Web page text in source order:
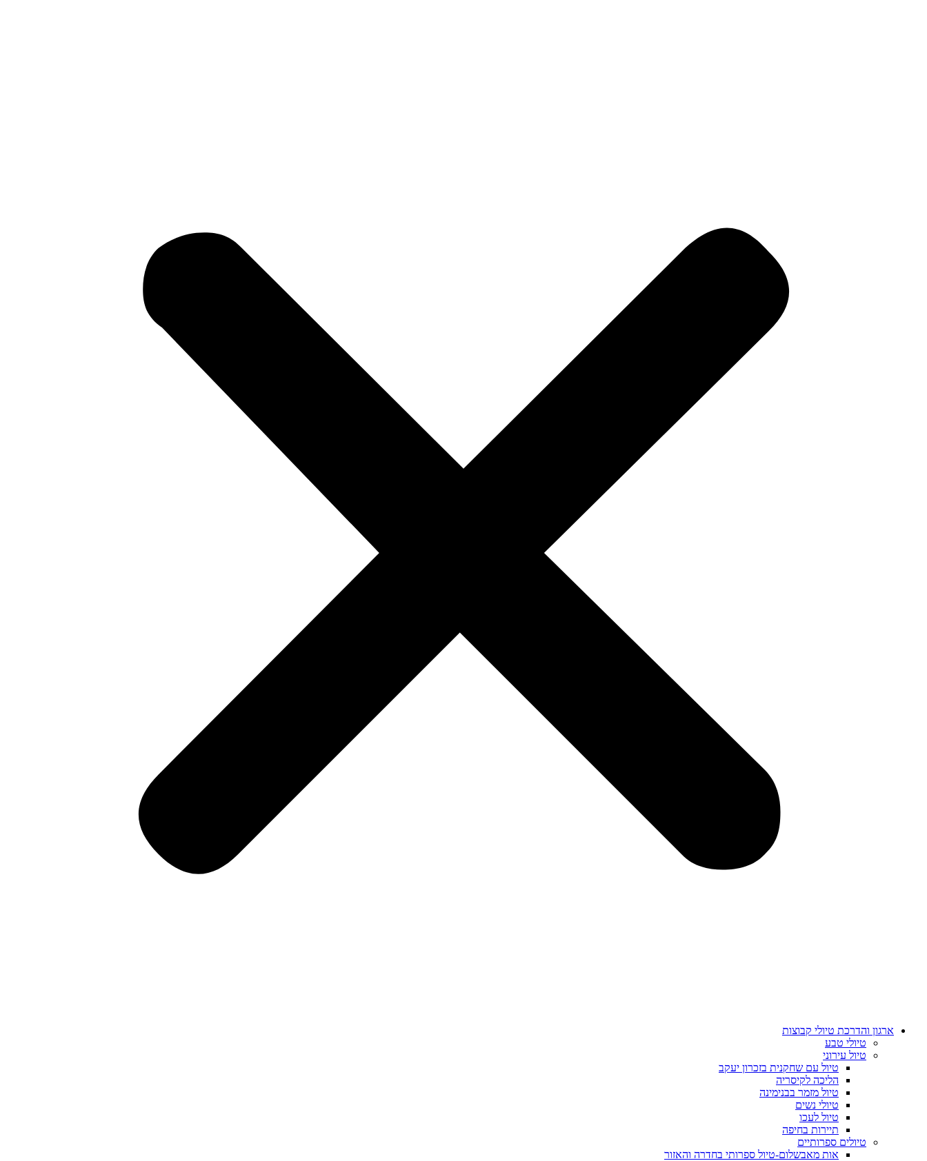
ארגון והדרכת טיולי קבוצות
טיולי טבע
טיול עירוני
טיול עם שחקנית בזכרון יעקב
הליכה לקיסריה
טיול מזמר בבנימינה
טיולי נשים
טיול לעכו
תיירות בחיפה
טיולים ספרותיים
אות מאבשלום-טיול ספרותי בחדרה והאזור